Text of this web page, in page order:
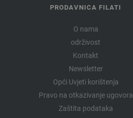
PRODAVNICA FILATI
O nama
održivost
Kontakt
Newsletter
Opći Uvjeti korištenja
Pravo na otkazivanje ugovora
Zaštita podataka